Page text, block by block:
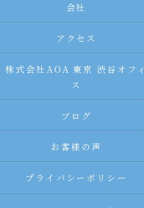
会社
アクセス
株式会社AOA 東京 渋谷オフィ
ス
ブログ
お客様の声
プライバシーポリシー